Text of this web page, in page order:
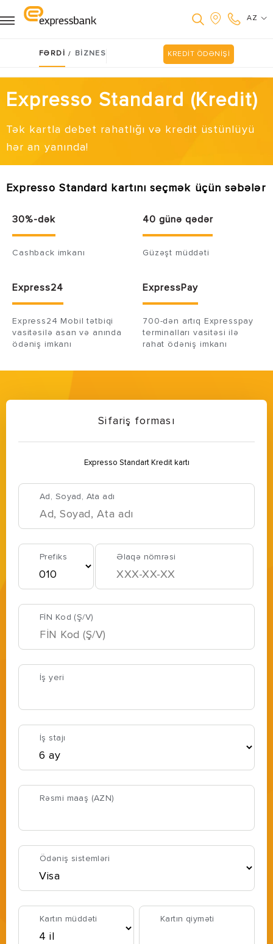
AZ
FƏRDİ / BİZNES KREDİT ÖDƏNİŞİ
Expresso Standard (Kredit)
Tək kartla debet rahatlığı və kredit üstünlüyü
hər an yanında!
Expresso Standard kartını seçmək üçün səbələr
30%-dək
Cashback imkanı
40 günə qədər
Güzəşt müddəti
Express24
Express24 Mobil tətbiqi
vasitəsilə asan və anında
ödəniş imkanı
ExpressPay
700-dən artıq Expresspay
terminalları vasitəsi ilə
rahat ödəniş imkanı
Sifariş forması
Expresso Standart Kredit kartı
Ad, Soyad, Ata adı
Prefiks Əlaqə nömrəsi
FİN Kod (Ş/V)
İş yeri
İş stajı
Rəsmi maaş (AZN)
Ödəniş sistemləri
Kartın müddəti Kartın qiyməti